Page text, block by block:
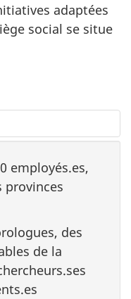
adaptées
social se situe
employés.es,
provinces
des
de la